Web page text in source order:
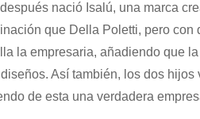
nació Isalú, una marca
que Della Poletti, pero
la empresaria, añadiendo que
Así también, los dos
de esta una verdadera